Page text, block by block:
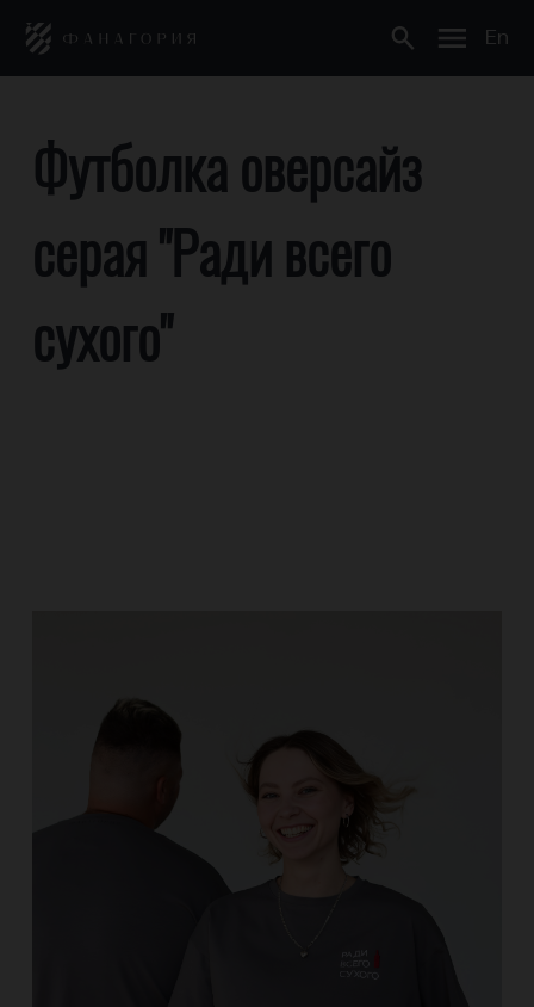
En
Футболка оверсайз
серая "Ради всего
сухого"